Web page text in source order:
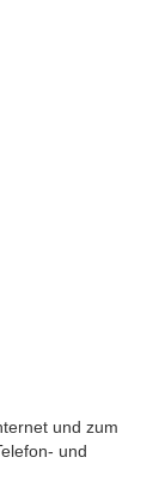
und zum
und